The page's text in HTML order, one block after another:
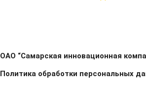
ОАО “Самарская инновационная
Политика обработки персональных